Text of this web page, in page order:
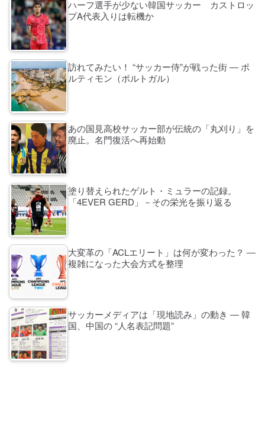
ハーフ選手が少ない韓国サッカー カストロッ
プA代表入りは転機か
訪れてみたい！ “サッカー侍”が戦った街 ― ポ
ルティモン（ポルトガル）
あの国見高校サッカー部が伝統の「丸刈り」を
廃止。名門復活へ再始動
塗り替えられたゲルト・ミュラーの記録。
「4EVER GERD」－その栄光を振り返る
大変革の「ACLエリート」は何が変わった？ ―
複雑になった大会方式を整理
サッカーメディアは「現地読み」の動き ― 韓
国、中国の “人名表記問題”